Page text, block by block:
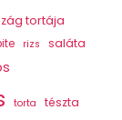
tortája
rizs saláta
torta tészta